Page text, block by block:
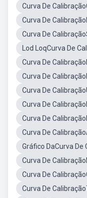
Curva De
Curva De
Curva De
Lod LoqCurva De
Curva De
Curva De
Curva De
Curva De
Curva De
Curva De
Gráfico DaCurva De
Curva De
Curva De
Curva De